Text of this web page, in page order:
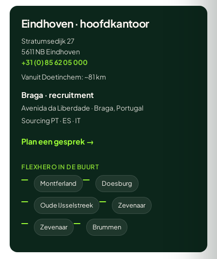
Eindhoven · hoofdkantoor
Stratumsedijk 27
5611 NB Eindhoven
+31 (0) 85 62 05 000
Vanuit Doetinchem: ~81 km
Braga · recruitment
Avenida da Liberdade · Braga, Portugal
Sourcing PT · ES · IT
Plan een gesprek →
FLEXHERO IN DE BUURT
Montferland Doesburg
Oude IJsselstreek Zevenaar
Zevenaar Brummen